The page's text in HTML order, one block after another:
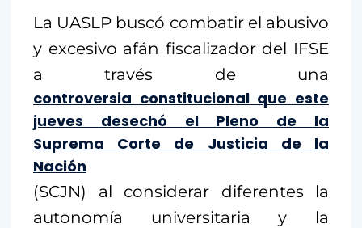
La UASLP buscó combatir el abusivo
y excesivo afán fiscalizador del IFSE
a través de una
controversia constitucional que este
jueves desechó el Pleno de la
Suprema Corte de Justicia de la
Nación
(SCJN) al considerar diferentes la
autonomía universitaria y la